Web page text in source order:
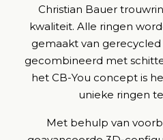
Christian Bauer
kwaliteit. Alle ringen
gemaakt van
gecombineerd met
het CB-You concept is
unieke ringen
Met behulp van